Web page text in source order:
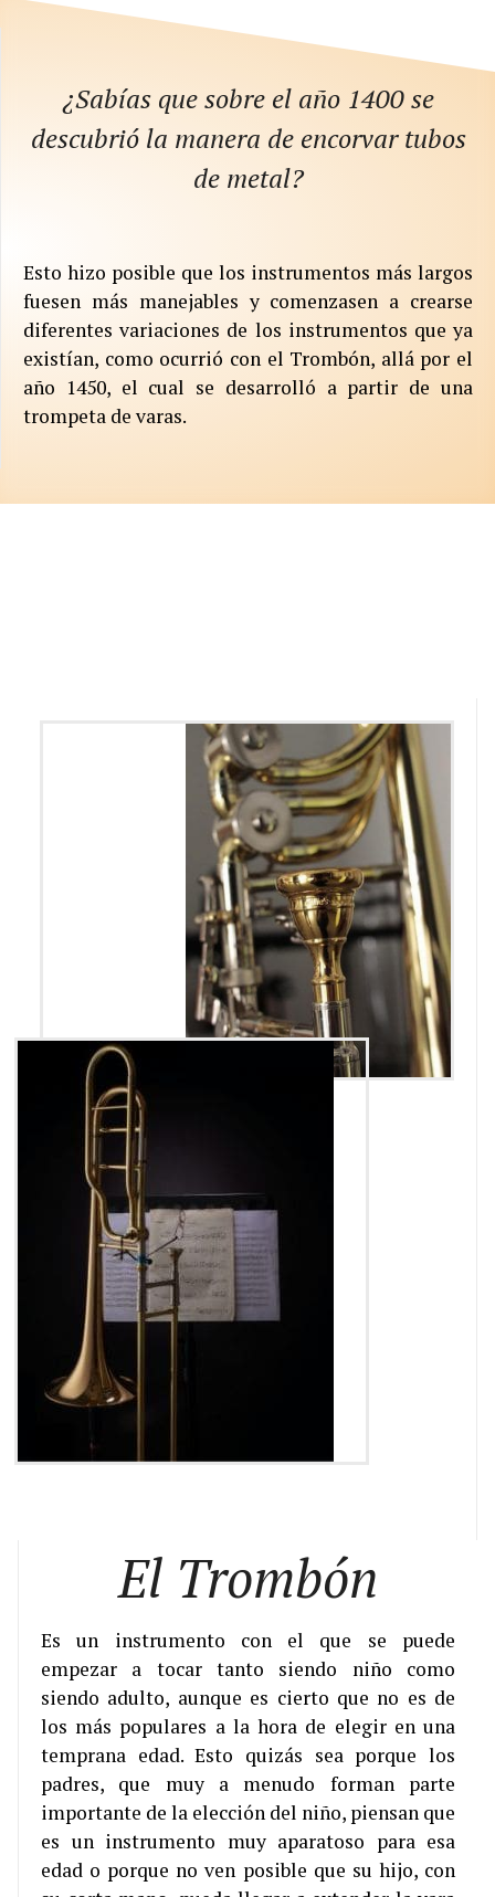
¿Sabías que sobre el año 1400 se
descubrió la manera de encorvar tubos
de metal?
Esto hizo posible que los instrumentos más largos
fuesen más manejables y comenzasen a crearse
diferentes variaciones de los instrumentos que ya
existían, como ocurrió con el Trombón, allá por el
año 1450, el cual se desarrolló a partir de una
trompeta de varas.
El Trombón
Es un instrumento con el que se puede
empezar a tocar tanto siendo niño como
siendo adulto, aunque es cierto que no es de
los más populares a la hora de elegir en una
temprana edad. Esto quizás sea porque los
padres, que muy a menudo forman parte
importante de la elección del niño, piensan que
es un instrumento muy aparatoso para esa
edad o porque no ven posible que su hijo, con